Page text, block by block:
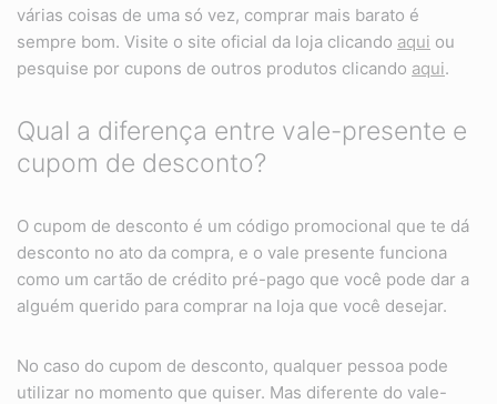
várias coisas de uma só vez, comprar mais barato é
sempre bom. Visite o site oficial da loja clicando aqui ou
pesquise por cupons de outros produtos clicando aqui.
Qual a diferença entre vale-presente e
cupom de desconto?
O cupom de desconto é um código promocional que te dá
desconto no ato da compra, e o vale presente funciona
como um cartão de crédito pré-pago que você pode dar a
alguém querido para comprar na loja que você desejar.
No caso do cupom de desconto, qualquer pessoa pode
utilizar no momento que quiser. Mas diferente do vale-